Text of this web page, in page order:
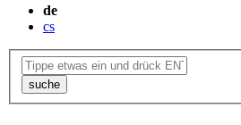
de
cs
suche